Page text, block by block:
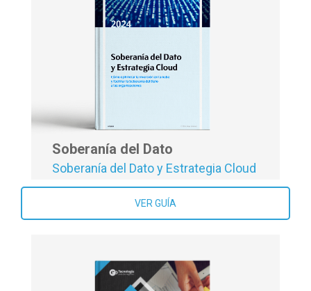
Soberanía del Dato
Soberanía del Dato y Estrategia Cloud
VER GUÍA